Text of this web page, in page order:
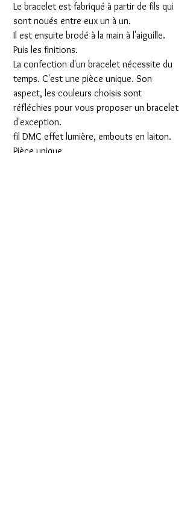
Le bracelet est fabriqué à partir de fils qui
sont noués entre eux un à un.
Il est ensuite brodé à la main à l'aiguille.
Puis les finitions.
La confection d'un bracelet nécessite du
temps. C'est une pièce unique. Son
aspect, les couleurs choisis sont
réfléchies pour vous proposer un bracelet
d'exception.
fil DMC effet lumière, embouts en laiton.
Pièce unique.